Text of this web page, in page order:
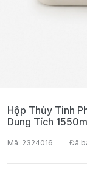
Hộp Thủy Tinh
Dung Tích
Mã: 2324016 Đã